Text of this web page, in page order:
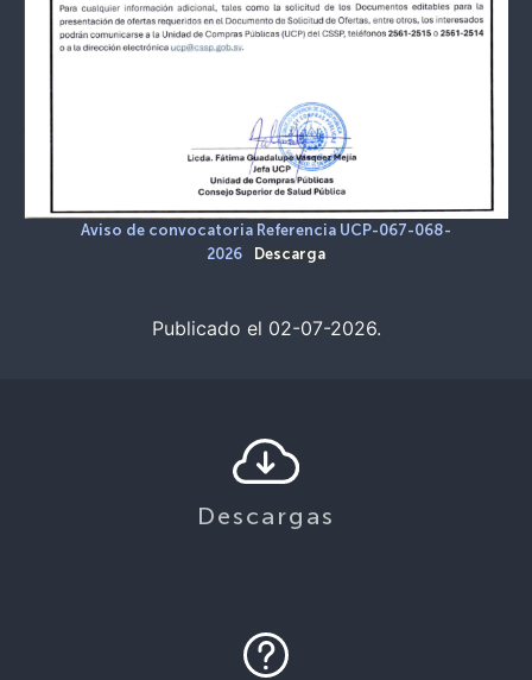
Aviso de convocatoria Referencia UCP-067-068-
2026
Descarga
Publicado el 02-07-2026.
Descargas